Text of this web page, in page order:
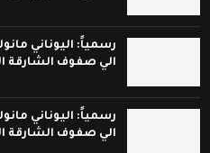
رسمياً: اليوناني
الي صفوف الشارقة
رسمياً: اليوناني
الي صفوف الشارقة